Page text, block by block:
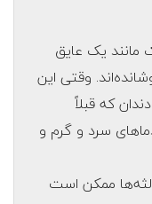
مانند یک عایق
وقتی این
که قبلاً
سرد و گرم و
ممکن است